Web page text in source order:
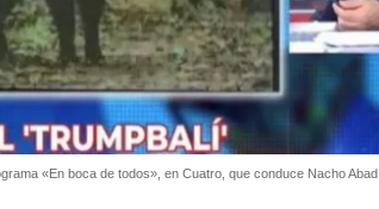
«En boca de todos», en Cuatro, que conduce Nacho Abad